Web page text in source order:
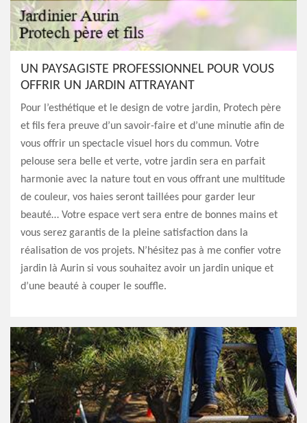
UN PAYSAGISTE PROFESSIONNEL POUR VOUS
OFFRIR UN JARDIN ATTRAYANT
Pour l’esthétique et le design de votre jardin, Protech père
et fils fera preuve d’un savoir-faire et d’une minutie afin de
vous offrir un spectacle visuel hors du commun. Votre
pelouse sera belle et verte, votre jardin sera en parfait
harmonie avec la nature tout en vous offrant une multitude
de couleur, vos haies seront taillées pour garder leur
beauté… Votre espace vert sera entre de bonnes mains et
vous serez garantis de la pleine satisfaction dans la
réalisation de vos projets. N’hésitez pas à me confier votre
jardin là Aurin si vous souhaitez avoir un jardin unique et
d’une beauté à couper le souffle.